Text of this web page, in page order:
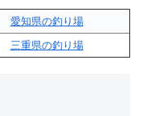
愛知県の釣り場
三重県の釣り場